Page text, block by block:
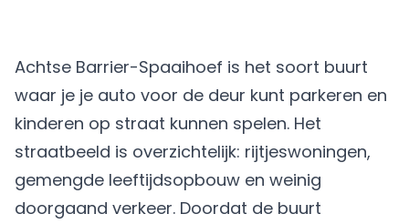
Achtse Barrier-Spaaihoef is het soort buurt
waar je je auto voor de deur kunt parkeren en
kinderen op straat kunnen spelen. Het
straatbeeld is overzichtelijk: rijtjeswoningen,
gemengde leeftijdsopbouw en weinig
doorgaand verkeer. Doordat de buurt